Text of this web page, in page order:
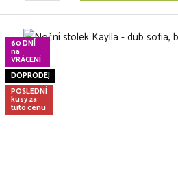
60 DNÍ
na
VRÁCENÍ
DOPRODEJ
POSLEDNÍ
kusy za
tuto cenu